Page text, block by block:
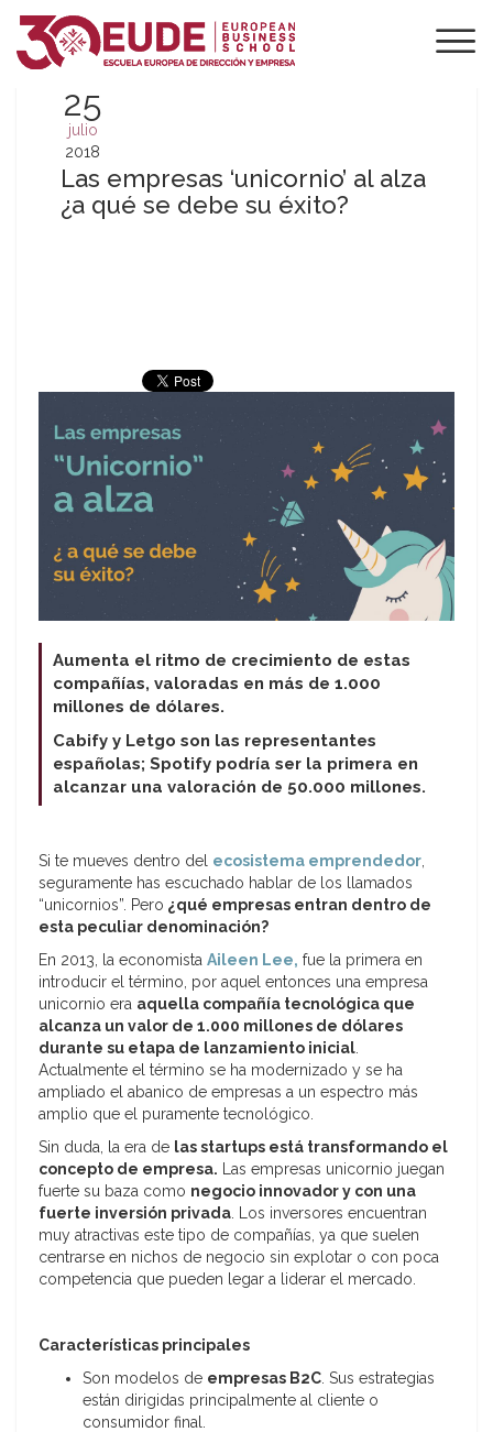
25
julio
2018
Las empresas ‘unicornio’ al alza
¿a qué se debe su éxito?
Aumenta el ritmo de crecimiento de estas
compañías, valoradas en más de 1.000
millones de dólares.
Cabify y Letgo son las representantes
españolas; Spotify podría ser la primera en
alcanzar una valoración de 50.000 millones.
Si te mueves dentro del ecosistema emprendedor
seguramente has escuchado hablar de los llamados
“unicornios”. Pero ¿qué empresas entran dentro de
esta peculiar denominación?
En 2013, la economista Aileen Lee, fue la primera en
introducir el término, por aquel entonces una empresa
unicornio era aquella compañía tecnológica que
alcanza un valor de 1.000 millones de dólares
durante su etapa de lanzamiento inicial
Actualmente el término se ha modernizado y se ha
ampliado el abanico de empresas a un espectro más
amplio que el puramente tecnológico.
Sin duda, la era de las startups está transformando el
concepto de empresa. Las empresas unicornio juegan
fuerte su baza como negocio innovador y con una
fuerte inversión privada . Los inversores encuentran
muy atractivas este tipo de compañías, ya que suelen
centrarse en nichos de negocio sin explotar o con poca
competencia que pueden legar a liderar el mercado.
Características principales
Son modelos de empresas B2C . Sus estrategias
están dirigidas principalmente al cliente o
consumidor final.